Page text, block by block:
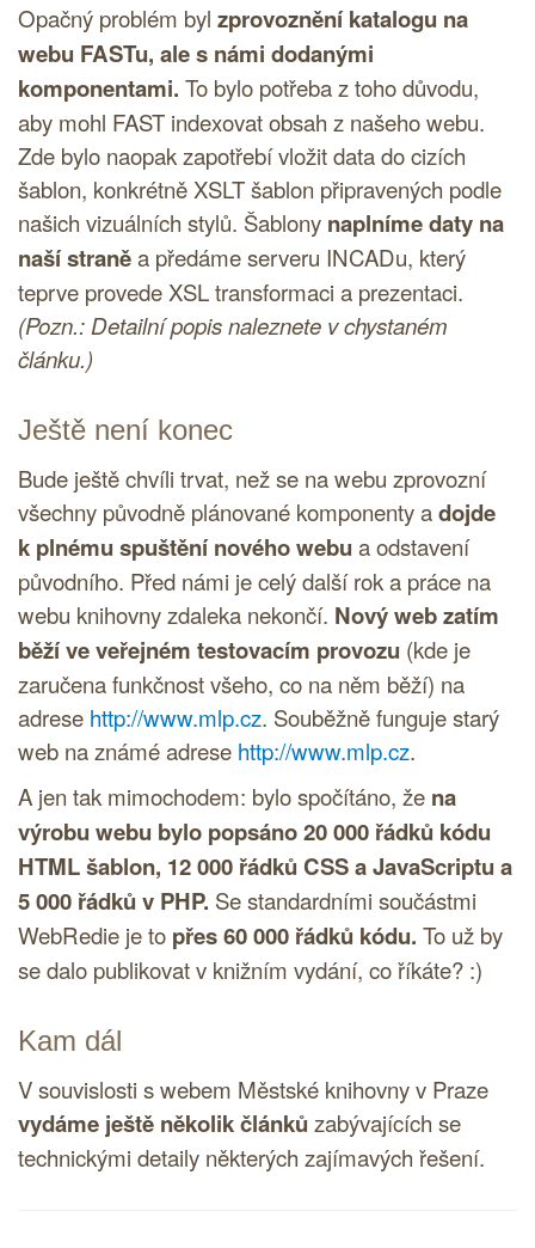
Opačný problém byl zprovoznění katalogu na
webu FASTu, ale s námi dodanými
komponentami. To bylo potřeba z toho důvodu,
aby mohl FAST indexovat obsah z našeho webu.
Zde bylo naopak zapotřebí vložit data do cizích
šablon, konkrétně XSLT šablon připravených podle
našich vizuálních stylů. Šablony naplníme daty na
naší straněa předáme serveru INCADu, který
teprve provede XSL transformaci a prezentaci.
(Pozn.: Detailní popis naleznete v chystaném
článku.)
Ještě není konec
Bude ještě chvíli trvat, než se na webu zprovozní
všechny původně plánované komponenty adojde
k plnému spuštění nového webu a odstavení
původního. Před námi je celý další rok a práce na
webu knihovny zdaleka nekončí. Nový web zatím
běží ve veřejném testovacím provozu (kde je
zaručena funkčnost všeho, co na něm běží) na
adrese http://www.mlp.cz. Souběžně funguje starý
web na známé adrese http://www.mlp.cz.
A jen tak mimochodem: bylo spočítáno, že na
výrobu webu bylo popsáno 20 000 řádků kódu
HTMLšablon, 12 000 řádků CSSaJavaScriptu a
5 000 řádků v PHP. Se standardními součástmi
WebRedie je to přes 60 000 řádků kódu. To už by
se dalo publikovat v knižním vydání, co říkáte? :)
Kam dál
V souvislosti s webem Městské knihovny v Praze
vydáme ještě několik článků zabývajících se
technickými detaily některých zajímavých řešení.